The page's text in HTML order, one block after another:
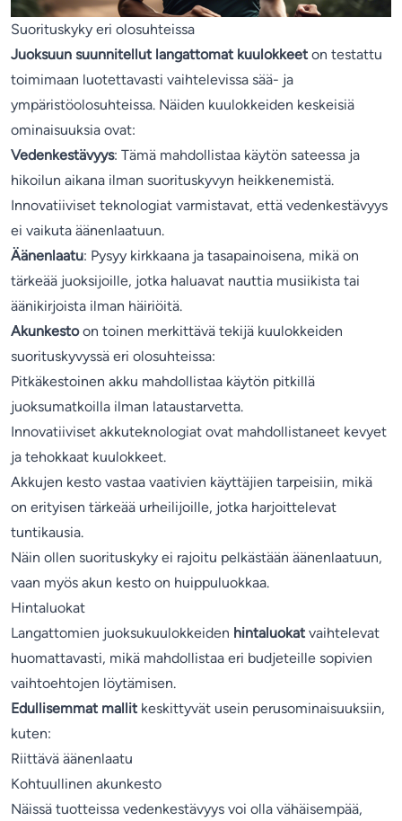
Suorituskyky eri olosuhteissa
Juoksuun suunnitellut langattomat kuulokkeeton testattu
toimimaan luotettavasti vaihtelevissa sää- ja
ympäristöolosuhteissa. Näiden kuulokkeiden keskeisiä
ominaisuuksia ovat:
Vedenkestävyys: Tämä mahdollistaa käytön sateessa ja
hikoilun aikana ilman suorituskyvyn heikkenemistä.
Innovatiiviset teknologiat varmistavat, että vedenkestävyys
ei vaikuta äänenlaatuun.
Äänenlaatu: Pysyy kirkkaana ja tasapainoisena, mikä on
tärkeää juoksijoille, jotka haluavat nauttia musiikista tai
äänikirjoista ilman häiriöitä.
Akunkestoon toinen merkittävä tekijä kuulokkeiden
suorituskyvyssä eri olosuhteissa:
Pitkäkestoinen akku mahdollistaa käytön pitkillä
juoksumatkoilla ilman lataustarvetta.
Innovatiiviset akkuteknologiat ovat mahdollistaneet kevyet
ja tehokkaat kuulokkeet.
Akkujen kesto vastaa vaativien käyttäjien tarpeisiin, mikä
on erityisen tärkeää urheilijoille, jotka harjoittelevat
tuntikausia.
Näin ollen suorituskyky ei rajoitu pelkästään äänenlaatuun,
vaan myös akun kesto on huippuluokkaa.
Hintaluokat
Langattomien juoksukuulokkeiden hintaluokatvaihtelevat
huomattavasti, mikä mahdollistaa eri budjeteille sopivien
vaihtoehtojen löytämisen.
Edullisemmat mallitkeskittyvät usein perusominaisuuksiin,
kuten:
Riittävä äänenlaatu
Kohtuullinen akunkesto
Näissä tuotteissa vedenkestävyys voi olla vähäisempää,